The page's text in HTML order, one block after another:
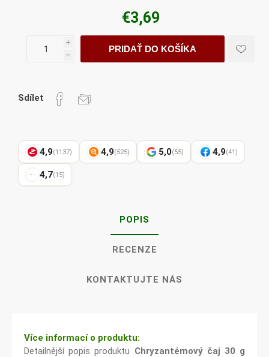
€3,69
i
h
PRIDAŤ DO KOŠÍKA
Sdílet
4,9(1137) 4,9(525) 5,0(55) 4,9(41)
4,7(15)
POPIS
RECENZE
KONTAKTUJTE NÁS
Více informací o produktu:
Detailnější popis produktu Chryzantémový čaj 30 g